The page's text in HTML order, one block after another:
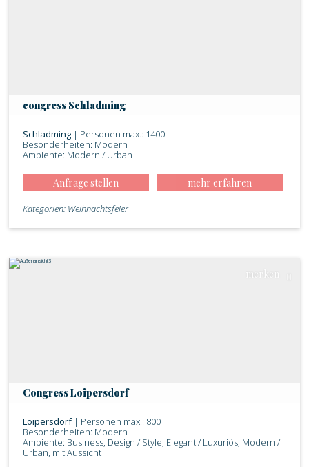
congress Schladming
Schladming | Personen max.: 1400
Besonderheiten: Modern
Ambiente: Modern / Urban
Anfrage stellen mehr erfahren
Kategorien: Weihnachtsfeier
Congress Loipersdorf
merken
Loipersdorf| Personen max.: 800
Besonderheiten: Modern
Ambiente: Business, Design / Style, Elegant / Luxuriös, Modern /
Urban, mit Aussicht